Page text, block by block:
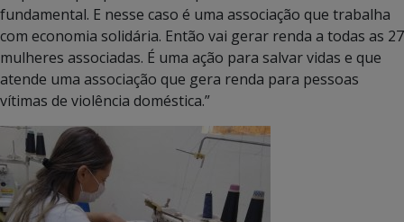
fundamental. E nesse caso é uma associação que trabalha
com economia solidária. Então vai gerar renda a todas as 27
mulheres associadas. É uma ação para salvar vidas e que
atende uma associação que gera renda para pessoas
vítimas de violência doméstica.”